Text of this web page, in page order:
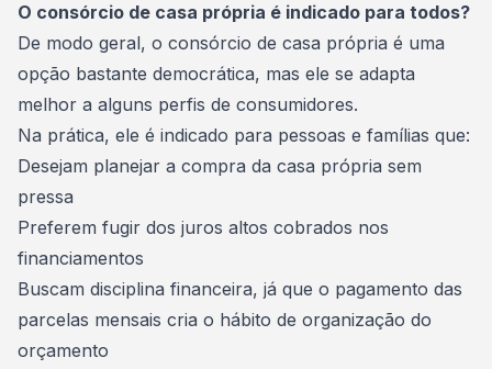
O consórcio de casa própria é indicado para todos?
De modo geral, o consórcio de casa própria é uma
opção bastante democrática, mas ele se adapta
melhor a alguns perfis de consumidores.
Na prática, ele é indicado para pessoas e famílias que:
Desejam planejar a compra da casa própria sem
pressa
Preferem fugir dos juros altos cobrados nos
financiamentos
Buscam disciplina financeira, já que o pagamento das
parcelas mensais cria o hábito de organização do
orçamento